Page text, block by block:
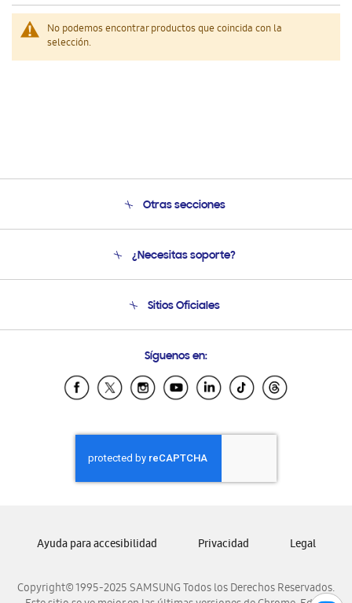
No podemos encontrar productos que coincida con la
selección.
Otras secciones
Soporte
Condiciones de Compra
¿Necesitas soporte?
Soporte vía eMail
Sitios Oficiales
Samsung Ecuador
Samsung El Salvador
Samsung Honduras
Samsung Nicaragua
Samsung Panamá
Samsung Venezuela
Síguenos en:
Copyright© 1995-2025 SAMSUNG Todos los Derechos Reservados.
Ayuda para accesibilidad Privacidad Legal